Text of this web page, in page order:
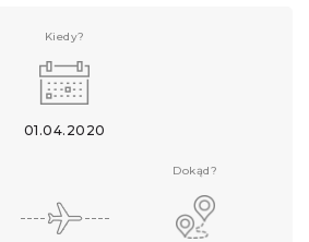
Kiedy?
01.04.2020
Dokąd?